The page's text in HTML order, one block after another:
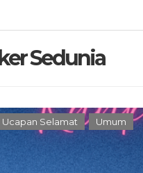
Sedunia
Ucapan Selamat Umum